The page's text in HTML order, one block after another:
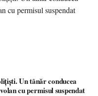
Un tânăr conducea
cu permisul suspendat